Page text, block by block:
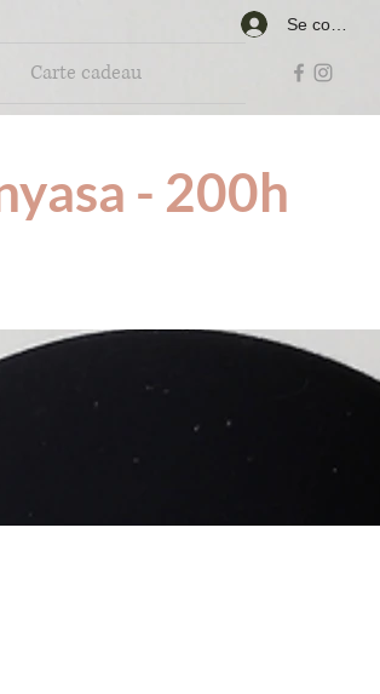
Carte cadeau
Se connecter
- 200h